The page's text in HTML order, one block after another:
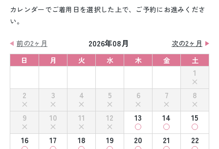
カレンダーでご着用日を選択した上で、ご予約にお進みくださ
い。
前の2ヶ月 2026年08月
次の2ヶ月
日
月 火 水 木 金 土
1
2
3 4 5 6 7
8
9
10 11 12 13 14
15
16
17 18 19 20 21
22